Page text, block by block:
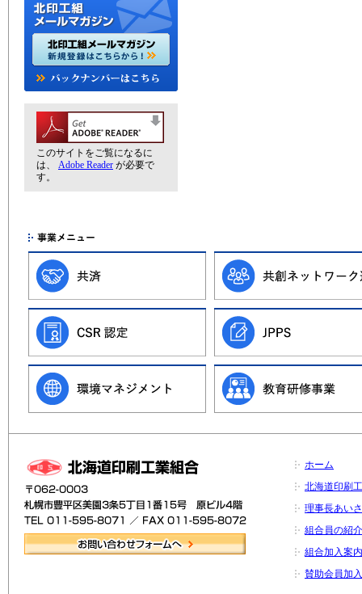
このサイトをご覧になるに
は、 Adobe Reader が必要で
す。
ホーム
北海道印刷
理事長あい
組合員の紹介
組合加入案内
賛助会員加